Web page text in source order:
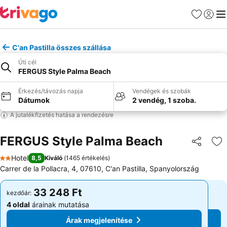
Kedvencek
C'an Pastilla összes szállása
Úti cél
FERGUS Style Palma Beach
Érkezés/távozás napja
Dátumok
Vendégek és szobák
2 vendég, 1 szoba.
A jutalékfizetés hatása a rendezésre
FERGUS Style Palma Beach
2 Kategória
Hotel 8,5 Kiváló (1465 értékelés)
Carrer de la Pollacra, 4, 07610, C'an Pastilla, Spanyolország
kezdőár: 33 248 Ft
4 oldal árainak mutatása
Árak megjelenítése
kezdőár: 33 248 Ft
4 oldal árainak mutatása
Árak megjelenítése